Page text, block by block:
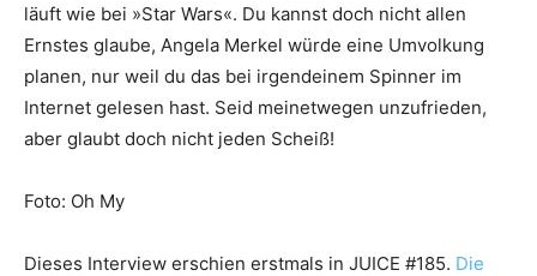
läuft wie bei »Star Wars«. Du kannst doch nicht allen
Ernstes glaube, Angela Merkel würde eine Umvolkung
planen, nur weil du das bei irgendeinem Spinner im
Internet gelesen hast. Seid meinetwegen unzufrieden,
aber glaubt doch nicht jeden Scheiß!
Foto: Oh My
Dieses Interview erschien erstmals in JUICE #185. Die